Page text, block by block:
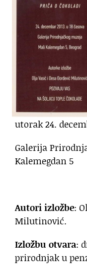
utorak 24.
Galerija
Kalemegdan 5
Autori izložbe:
Milutinović.
Izložbu otvara:
prirodnjak u